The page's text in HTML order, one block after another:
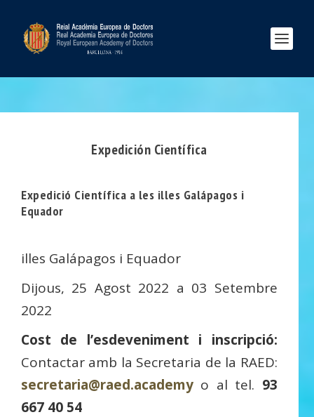
Expedición Científica
Expedició Científica a les illes Galápagos i
Equador
illes Galápagos i Equador
Dijous, 25 Agost 2022 a 03 Setembre
2022
Cost de l’esdeveniment i inscripció:
Contactar amb la Secretaria de la RAED:
secretaria@raed.academy o al tel. 93
667 40 54